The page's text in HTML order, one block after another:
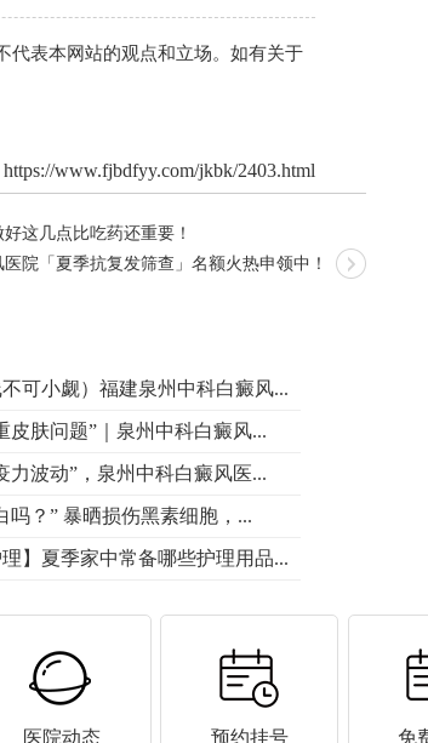
代表本网站的观点和立场。如有关于
https://www.fjbdfyy.com/jkbk/2403.html
这几点比吃药还重要！
院「夏季抗复发筛查」名额火热申领中！
不可小觑）福建泉州中科白癜风...
皮肤问题”｜泉州中科白癜风...
力波动”，泉州中科白癜风医...
吗？” 暴晒损伤黑素细胞，...
理】夏季家中常备哪些护理用品...
医院动态 预约挂号 免